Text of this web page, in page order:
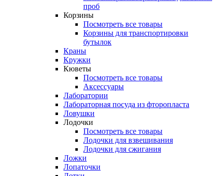
проб
Корзины
Посмотреть все товары
Корзины для транспортировки
бутылок
Краны
Кружки
Кюветы
Посмотреть все товары
Аксессуары
Лаборатории
Лабораторная посуда из фторопласта
Ловушки
Лодочки
Посмотреть все товары
Лодочки для взвешивания
Лодочки для сжигания
Ложки
Лопаточки